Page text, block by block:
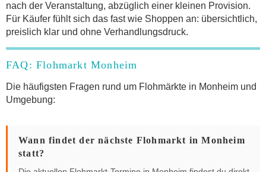
nach der Veranstaltung, abzüglich einer kleinen Provision.
Für Käufer fühlt sich das fast wie Shoppen an: übersichtlich,
preislich klar und ohne Verhandlungsdruck.
FAQ: Flohmarkt Monheim
Die häufigsten Fragen rund um Flohmärkte in Monheim und
Umgebung:
Wann findet der nächste Flohmarkt in Monheim
statt?